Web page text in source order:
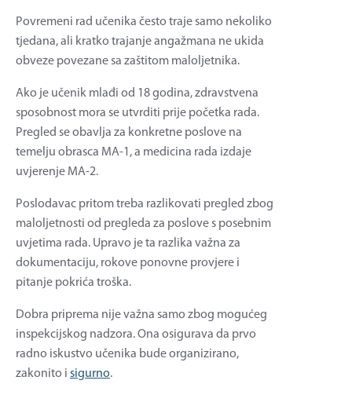
Povremeni rad učenika često traje samo nekoliko
tjedana, ali kratko trajanje angažmana ne ukida
obveze povezane sa zaštitom maloljetnika.
Ako je učenik mlađi od 18 godina, zdravstvena
sposobnost mora se utvrditi prije početka rada.
Pregled se obavlja za konkretne poslove na
temelju obrasca MA-1, a medicina rada izdaje
uvjerenje MA-2.
Poslodavac pritom treba razlikovati pregled zbog
maloljetnosti od pregleda za poslove s posebnim
uvjetima rada. Upravo je ta razlika važna za
dokumentaciju, rokove ponovne provjere i
pitanje pokrića troška.
Dobra priprema nije važna samo zbog mogućeg
inspekcijskog nadzora. Ona osigurava da prvo
radno iskustvo učenika bude organizirano,
zakonito i sigurno.